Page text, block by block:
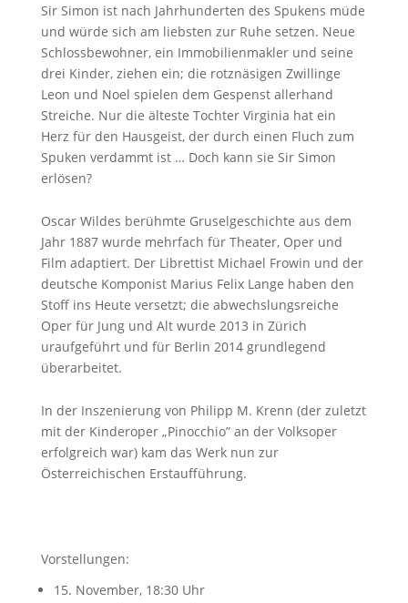
Sir Simon ist nach Jahrhunderten des Spukens müde
und würde sich am liebsten zur Ruhe setzen. Neue
Schlossbewohner, ein Immobilienmakler und seine
drei Kinder, ziehen ein; die rotznäsigen Zwillinge
Leon und Noel spielen dem Gespenst allerhand
Streiche. Nur die älteste Tochter Virginia hat ein
Herz für den Hausgeist, der durch einen Fluch zum
Spuken verdammt ist … Doch kann sie Sir Simon
erlösen?
Oscar Wildes berühmte Gruselgeschichte aus dem
Jahr 1887 wurde mehrfach für Theater, Oper und
Film adaptiert. Der Librettist Michael Frowin und der
deutsche Komponist Marius Felix Lange haben den
Stoff ins Heute versetzt; die abwechslungsreiche
Oper für Jung und Alt wurde 2013 in Zürich
uraufgeführt und für Berlin 2014 grundlegend
überarbeitet.
In der Inszenierung von Philipp M. Krenn (der zuletzt
mit der Kinderoper „Pinocchio” an der Volksoper
erfolgreich war) kam das Werk nun zur
Österreichischen Erstaufführung.
Vorstellungen:
15. November, 18:30 Uhr